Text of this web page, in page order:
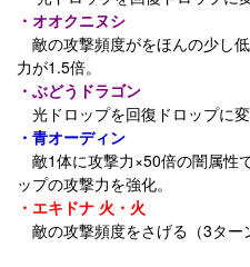
・オオクニヌシ
敵の攻撃頻度がをほんの少し
力が1.5倍。
・ぶどうドラゴン
光ドロップを回復ドロップに
・青オーディン
敵1体に攻撃力×50倍の闇属性
ップの攻撃力を強化。
・エキドナ 火・火
敵の攻撃頻度をさげる（3ター